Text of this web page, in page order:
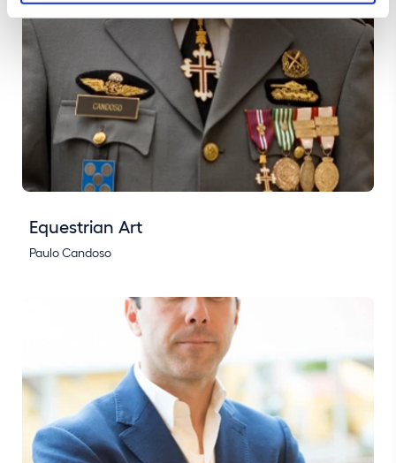
Equestrian Art
Paulo Candoso